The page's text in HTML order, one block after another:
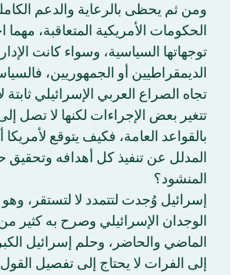
ومن ثم يحظى بالرعاية والدعم
الحكومات الأمريكية المتعاقبة، مهما
توجهاتها السياسية، وسواء كانت
الديمقراطيين أو الجمهوريين،
تجاه الصراع العربي الإسرائيلي ثابتة
تتغير بعض الإجراءات لكنها لا تصل
بالقواعد العامة، فكيف يتوقع
المدلل عن تنفيذ كل أهدافه وتحقيق
المنشود؟
إسرائيل وُجدت لتتمدد لا لتستقر،
الوجدان الإسرائيلي وصرح به كثير
الماضي والحاضر، وحلم إسرائيل
إلى الفرات لا يحتاج إلى تفصيل